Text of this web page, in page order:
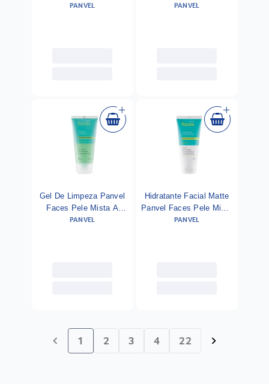
Todos Os Tipos De Pele
PANVEL
De Pele 200ml
PANVEL
Gel De Limpeza Panvel
Faces Pele Mista A
Oleosa 150g
PANVEL
Hidratante Facial Matte
Panvel Faces Pele Mista
A Oleosa Fps30 50g
PANVEL
chevron_left 1 2 3 4 22 chevron_right